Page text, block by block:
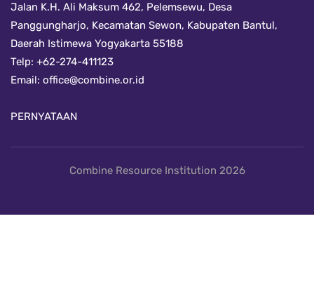
Jalan K.H. Ali Maksum 462, Pelemsewu, Desa
Panggungharjo, Kecamatan Sewon, Kabupaten Bantul,
Daerah Istimewa Yogyakarta 55188
Telp: +62-274-411123
Email: office@combine.or.id
PERNYATAAN
Combine Resource Institution 2026